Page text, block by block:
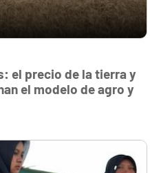
el precio de la tierra y
el modelo de agro y